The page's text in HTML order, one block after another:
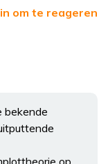
om te reageren
bekende